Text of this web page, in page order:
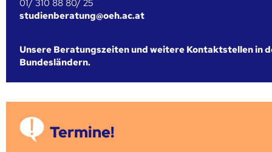
01/ 310 88 80/ 25
studienberatung@oeh.ac.at
Unsere Beratungszeiten und weitere Kontaktstellen in
Bundesländern.
Termine!